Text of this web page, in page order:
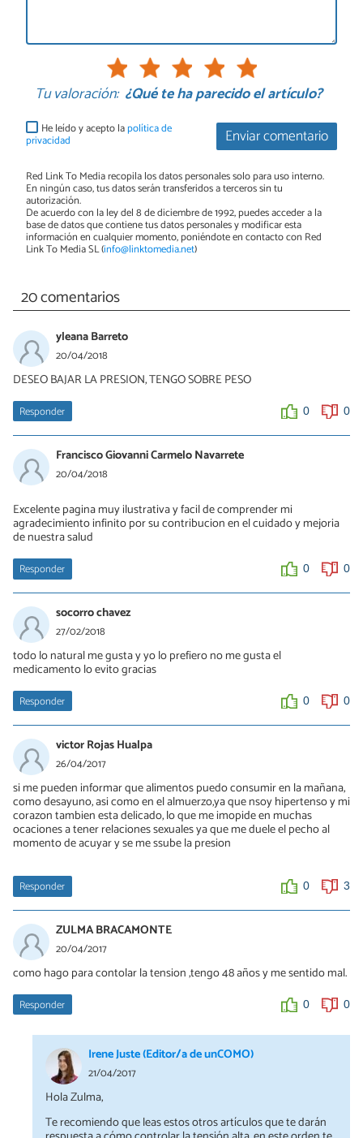
Tu valoración: ¿Qué te ha parecido el artículo?
Enviar comentario
He leído y acepto lapolítica de
privacidad
Red Link To Media recopila los datos personales solo para uso interno.
En ningún caso, tus datos serán transferidos a terceros sin tu
autorización.
De acuerdo con la ley del 8 de diciembre de 1992, puedes acceder a la
base de datos que contiene tus datos personales y modificar esta
información en cualquier momento, poniéndote en contacto con Red
Link To Media SL (info@linktomedia.net)
20 comentarios
yleana Barreto
20/04/2018
DESEO BAJAR LA PRESION, TENGO SOBRE PESO
Responder 0 0
Francisco Giovanni Carmelo Navarrete
20/04/2018
Excelente pagina muy ilustrativa y facil de comprender mi
agradecimiento infinito por su contribucion en el cuidado y mejoria
de nuestra salud
Responder 0 0
socorro chavez
27/02/2018
todo lo natural me gusta y yo lo prefiero no me gusta el
medicamento lo evito gracias
Responder 0 0
victor Rojas Hualpa
26/04/2017
si me pueden informar que alimentos puedo consumir en la mañana,
como desayuno, asi como en el almuerzo,ya que nsoy hipertenso y mi
corazon tambien esta delicado, lo que me imopide en muchas
ocaciones a tener relaciones sexuales ya que me duele el pecho al
momento de acuyar y se me ssube la presion
Responder 0 3
ZULMA BRACAMONTE
20/04/2017
como hago para contolar la tension ,tengo 48 años y me sentido mal.
Responder 0 0
Irene Juste (Editor/a de unCOMO)
21/04/2017
Hola Zulma,
Te recomiendo que leas estos otros artículos que te darán